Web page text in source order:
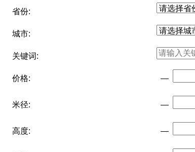
省份:
城市:
关键词:
价格: —
米径: —
高度: —